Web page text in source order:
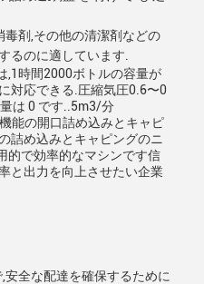
毒剤,その他の清潔剤などの
るのに適しています.
,1時間2000ボトルの容量が
対応できる.圧縮気圧0.6〜0
は 0 です..5m3/分
能の開口詰め込みとキャピ
詰め込みとキャピングのニ
的で効率的なマシンです信
と出力を向上させたい企業
全な配達を確保するために